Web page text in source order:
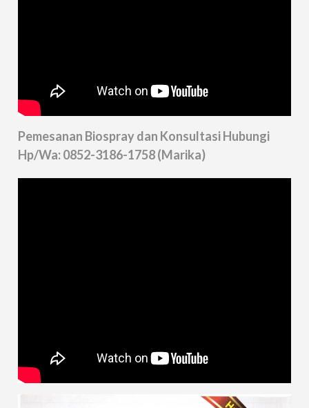
Pemesanan Biospray dan Konsultasi Hubungi
Hp/Wa: 0852-3186-1758 (Marika)